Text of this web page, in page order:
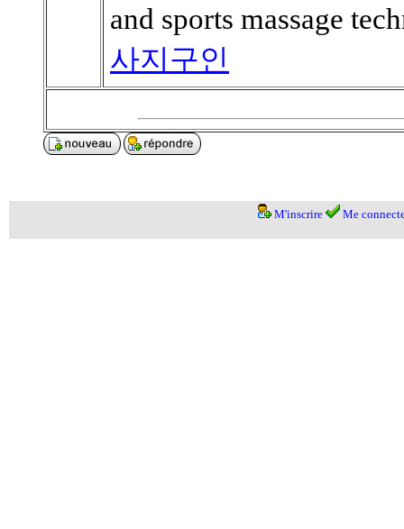
and sports massage
사지구인
M'inscrire Me